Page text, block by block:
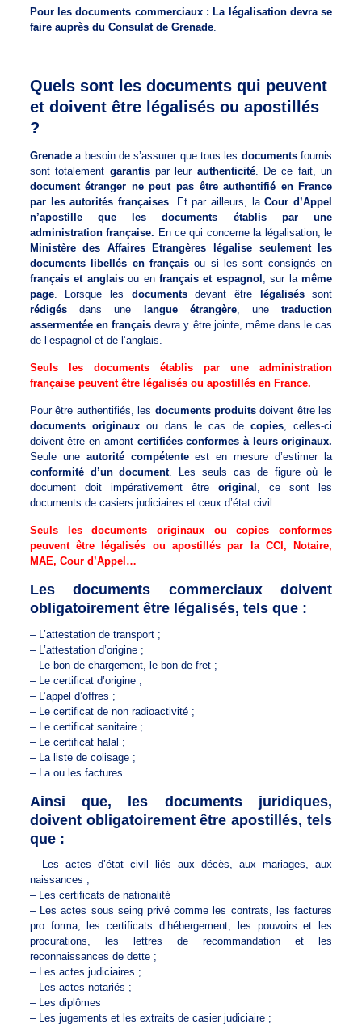
Pour les documents commerciaux : La légalisation devra se
faire auprès du Consulat de Grenade.
Quels sont les documents qui peuvent
et doivent être légalisés ou apostillés
?
Grenadea besoin de s’assurer que tous les documentsfournis
sont totalement garantispar leur authenticité. De ce fait, un
document étranger ne peut pas être authentifié en France
par les autorités françaises. Et par ailleurs, laCour d’Appel
n’apostille que les documents établis par une
administration française. En ce qui concerne la légalisation, le
Ministère des Affaires Etrangères légalise seulement les
documents libellés en françaisou si les sont consignés en
français et anglaisou en français et espagnol , sur lamême
page. Lorsque les documentsdevant être légaliséssont
rédigésdans une langue étrangère, unetraduction
assermentée en français devra y être jointe, même dans le cas
de l’espagnol et de l’anglais.
Seuls les documents établis par une administration
française peuvent être légalisés ou apostillés en France.
Pour être authentifiés, les documents produitsdoivent être les
documents originaux ou dans le cas de copies, celles-ci
doivent être en amont certifiées conformes à leurs originaux.
Seule une autorité compétenteest en mesure d’estimer la
conformité d’un document. Les seuls cas de figure où le
document doit impérativement êtreoriginal
, ce sont les
documents de casiers judiciaires et ceux d’état civil.
Seuls les documents originaux ou copies conformes
peuvent être légalisés ou apostillés par la CCI, Notaire,
MAE, Cour d’Appel…
Les documents commerciaux doivent
obligatoirement être légalisés, tels que :
– L’attestation de transport ;
– L’attestation d’origine ;
– Le bon de chargement, le bon de fret ;
– Le certificat d’origine ;
– L’appel d’offres ;
– Le certificat de non radioactivité ;
– Le certificat sanitaire ;
– Le certificat halal ;
– La liste de colisage ;
– La ou les factures.
Ainsi que, les documents juridiques,
doivent obligatoirement être apostillés, tels
que :
– Les actes d’état civil liés aux décès, aux mariages, aux
naissances ;
– Les certificats de nationalité
– Les actes sous seing privé comme les contrats, les factures
pro forma, les certificats d’hébergement, les pouvoirs et les
procurations, les lettres de recommandation et les
reconnaissances de dette ;
– Les actes judiciaires ;
– Les actes notariés ;
– Les diplômes
– Les jugements et les extraits de casier judiciaire ;